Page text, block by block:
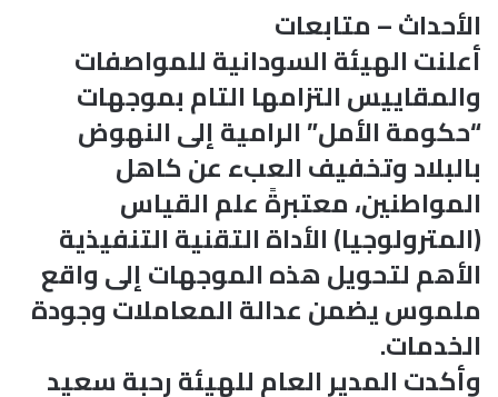
الأحداث – متابعات
أعلنت الهيئة السودانية للمواصفات
والمقاييس التزامها التام بموجهات
“حكومة الأمل” الرامية إلى النهوض
بالبلاد وتخفيف العبء عن كاهل
المواطنين، معتبرةً علم القياس
(المترولوجيا) الأداة التقنية التنفيذية
الأهم لتحويل هذه الموجهات إلى واقع
ملموس يضمن عدالة المعاملات وجودة
الخدمات.
وأكدت المدير العام للهيئة رحبة سعيد